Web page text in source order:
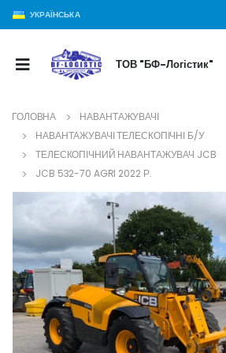
УКРАЇНСЬКА
ТОВ "БФ-Логістик"
ГОЛОВНА
НАВАНТАЖУВАЧІ
НАВАНТАЖУВАЧІ ТЕЛЕСКОПІЧНІ Б/У
ТЕЛЕСКОПІЧНИЙ НАВАНТАЖУВАЧ JCB
JCB 532-70 AGRI 2022 Р.